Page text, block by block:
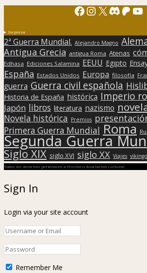
Facebook
Instagram
X
Sorpresa
2ª Guerra Mundial. Alejandro Magno
Antigua Grecia antigua Roma Atenas
Edhasa Ediciones Salamina EEUU Egipto
España Estados Unidos Europa filosofía
guerra Guerra civil española
Historia de España histórica Imperio
Japón libros literatura nazismo
Novela histórica Premios
Primera Guerra Mundial Roma
Segunda Guerra
Siglo XIX siglo XVI siglo XX Viajes
Todos los derechos pertenecen a Hislibris Asociación cultural
Sign In
Login via your site account
Remember Me